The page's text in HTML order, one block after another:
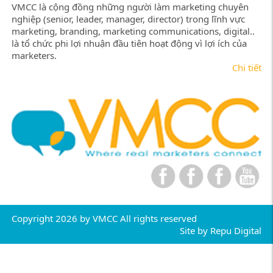
VMCC là cộng đồng những người làm marketing chuyên
nghiệp (senior, leader, manager, director) trong lĩnh vực
marketing, branding, marketing communications, digital..
là tổ chức phi lợi nhuận đầu tiên hoạt động vì lợi ích của
marketers.
Chi tiết
Copyright 2026 by VMCC All rights reserved
Site by Repu Digital